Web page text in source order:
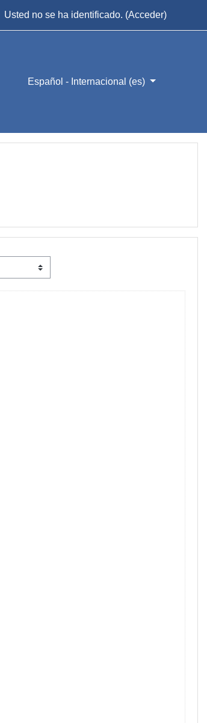
Usted no se ha identificado. (Acceder)
Español - Internacional ‎(es)‎